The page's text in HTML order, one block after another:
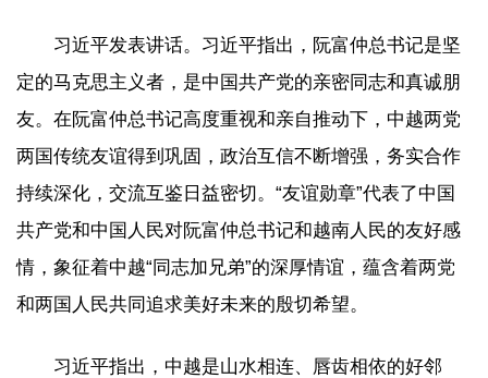
习近平发表讲话。习近平指出，阮富仲总书记是坚
定的马克思主义者，是中国共产党的亲密同志和真诚朋
友。在阮富仲总书记高度重视和亲自推动下，中越两党
两国传统友谊得到巩固，政治互信不断增强，务实合作
持续深化，交流互鉴日益密切。“友谊勋章”代表了中国
共产党和中国人民对阮富仲总书记和越南人民的友好感
情，象征着中越“同志加兄弟”的深厚情谊，蕴含着两党
和两国人民共同追求美好未来的殷切希望。
习近平指出，中越是山水相连、唇齿相依的好邻